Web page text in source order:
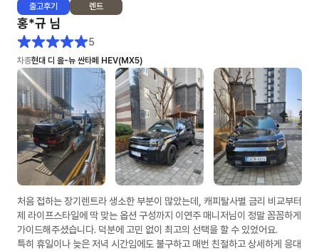
보조금이라던지, 출고시 탁송처럼 딜러님의 영향이 아닌 부분에서 문제가 있
을때도 딜러님이 모든 부분을 다 해결해주셨습니다.
특히 탁송건은 정말 너무 감사드렸습니다. "제가 만약~"이라는 고객의 편에
기간이 종료가 되어도 저는 정희철 딜러님과 함께 하고 싶습니다.
출고후기 렌트
홍*규 님
5
차종현대 디 올-뉴 싼타페 HEV(MX5)
처음 접하는 장기렌트라 생소한 부분이 많았는데, 캐피탈사별 금리 비교부터
제 라이프스타일에 딱 맞는 옵션 구성까지 이연주 매니저님이 정말 꼼꼼하게
가이드해주셨습니다. 덕분에 고민 없이 최고의 선택을 할 수 있었어요.
​특히 휴일이나 늦은 저녁 시간임에도 불구하고 매번 친절하고 상세하게 응대